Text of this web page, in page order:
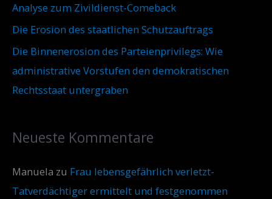
Analyse zum Zivildienst-Comeback
Die Erosion des staatlichen Schutzauftrags
Die Binnenerosion des Parteienprivilegs: Wie
administrative Vorstufen den demokratischen
Rechtsstaat untergraben
Neueste Kommentare
Manuela zu Frau lebensgefährlich verletzt-
Tatverdächtiger ermittelt und festgenommen